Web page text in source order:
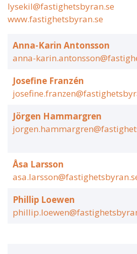
lysekil@fastighetsbyran.se
www.fastighetsbyran.se
Anna-Karin Antonsson
anna-
Josefine Franzén
Jörgen Hammargren
Åsa Larsson
Phillip Loewen